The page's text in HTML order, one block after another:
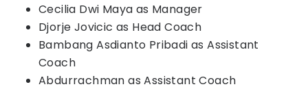
Cecilia Dwi Maya as Manager
Djorje Jovicic as Head Coach
Bambang Asdianto Pribadi as Assistant
Coach
Abdurrachman as Assistant Coach